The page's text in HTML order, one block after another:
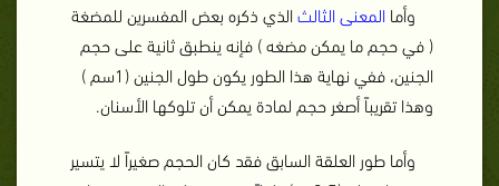
وأما المعنى الثالث الذي ذكره بعض المفسرين للمضغة
( في حجم ما يمكن مضغه ) فإنه ينطبق ثانية على حجم
الجنين، ففي نهاية هذا الطور يكون طول الجنين (1سم )
وهذا تقريباً أصغر حجم لمادة يمكن أن تلوكها الأسنان.
وأما طور العلقة السابق فقد كان الحجم صغيراً لا يتسير